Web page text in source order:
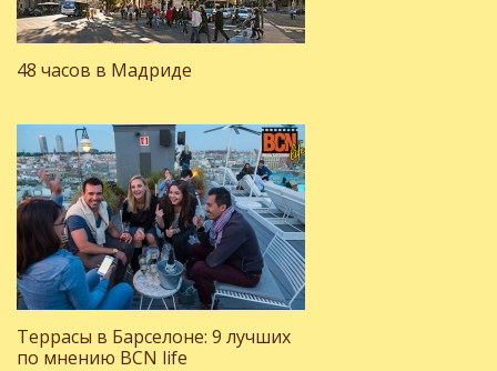
48 часов в Мадриде
Террасы в Барселоне: 9 лучших
по мнению BCN life